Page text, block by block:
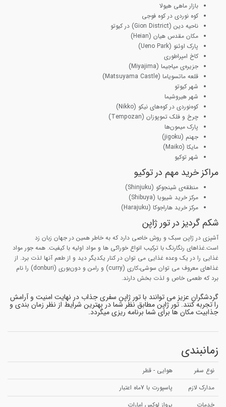
بازار ماهی هیولا
کوه نوردی در کوه فوجی
ناحیه دین (Gion District) در کیوتو
مکان مقدس هیان (Heian)
پارک اوئنو (Ueno Park)
کاخ امپراطوری
جزیره‌ی میاجیما (Miyajima)
قلعه ماتسویاما (Matsuyama Castle)
شهر کیوتو
شهر هیروشیما
کوه‌نوردی در کوه‌های نیکو (Nikko)
چرخ و فلک تموپوزان (Tempozan)
پارک میمون‌ها
جهنم (jigoku)
مایکا (Maiko)
شهر توکیو
مراکز خرید مهم در توکیو
منطقه‌ی شینجوکو (Shinjuku)
مرکز خرید شیبویا (Shibuya)
مرکز خرید هاراجوکا (Harajuku)
شکم گردیز در تور ژاپن
آشپزی در ژاپن سبک و روش خاصی دارد که به خاطر همین در جهان زبان زد
است.غذاهای رنگارنگ با ترکیب انواع خوراکی ها و مواد اولیه با کیفیت. همه جور مواد
غذایی را در یک وعده غذایی می توان در کنار یکدیگر دید و از طعم آنها لذت برد. از
غذاهای معروف می توان سوشی،کاری (curry) و رامن و دون‌بوری (donburi) را نام
برد که طعمی خاص و لذت بخش دارند.
گردشگران عزیز می توانند با تور ژاپن سفری جذاب در نهایت امنیت و آرامش
را تجربه کنند. تور ژاپن مطابق نظر شما در بهترین شرایط از نظر زمان بندی و
جذابیت مکان ها برای شما برنامه ریزی میگردد.
زمانبندی
نوع سفر
هوایی - قطر
مدارک لازم
پاسپورت با 7ماه اعتبار
خدمات
پرواز لوکس امارات